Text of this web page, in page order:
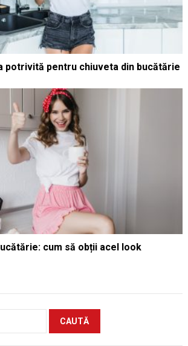
potrivită pentru chiuveta din bucătărie
cum să obții acel look